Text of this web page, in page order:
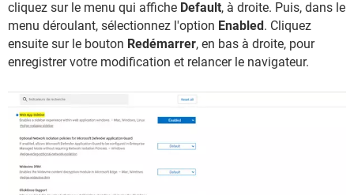
cliquez sur le menu qui affiche Default, à droite. Puis, dans le
menu déroulant, sélectionnez l'option Enabled. Cliquez
ensuite sur le bouton Redémarrer, en bas à droite, pour
enregistrer votre modification et relancer le navigateur.